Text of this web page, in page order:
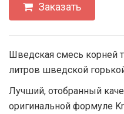
Заказать
Шведская смесь корней
литров шведской
Лучший, отобранный
оригинальной формуле